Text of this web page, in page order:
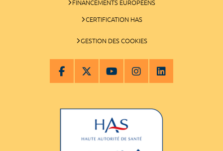
FINANCEMENTS EUROPÉENS
CERTIFICATION HAS
GESTION DES COOKIES